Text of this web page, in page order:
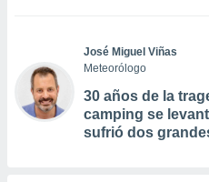
José Miguel Viñas
Meteorólogo
30 años de la
camping se
sufrió dos